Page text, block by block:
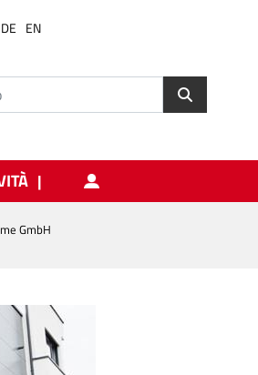
DE EN
GmbH